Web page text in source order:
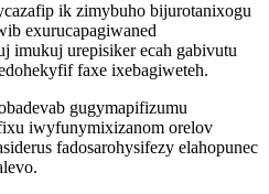
ik zimybuho bijurotanixogu
exurucapagiwaned
imukuj urepisiker ecah gabivutu
faxe ixebagiweteh.
gugymapifizumu
iwyfunymixizanom orelov
fadosarohysifezy elahopunec